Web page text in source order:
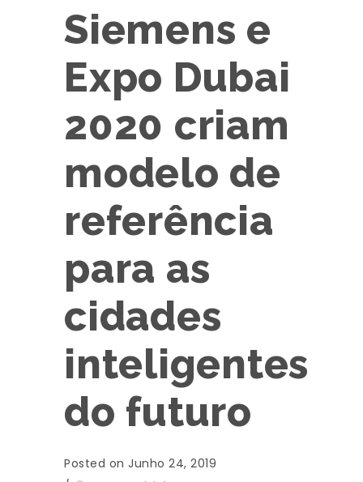
Siemens e
Expo Dubai
2020 criam
modelo de
referência
para as
cidades
inteligentes
do futuro
Posted on Junho 24, 2019